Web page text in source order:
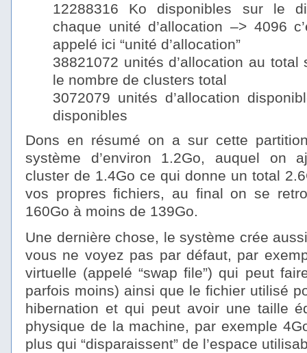
12288316 Ko disponibles sur le
chaque unité d’allocation –> 4096
appelé ici “unité d’allocation”
38821072 unités d’allocation au total
le nombre de clusters total
3072079 unités d’allocation
disponibles
Dons en résumé on a sur cette
système d’environ 1.2Go, auquel on
cluster de 1.4Go ce qui donne un total
vos propres fichiers, au final on se
160Go à moins de 139Go.
Une dernière chose, le système crée
vous ne voyez pas par défaut, par
virtuelle (appelé “swap file”) qui peut
parfois moins) ainsi que le fichier utilisé
hibernation et qui peut avoir une taille
physique de la machine, par exemple
plus qui “disparaissent” de l’espace